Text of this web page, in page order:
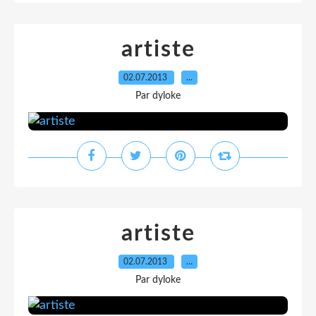
artiste
02.07.2013 …
Par dyloke
artiste
02.07.2013 …
Par dyloke